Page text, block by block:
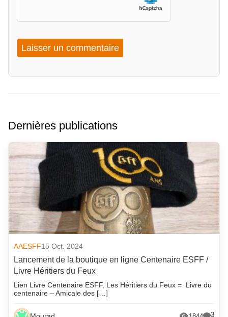
Dernières publications
AAESFF15 Oct. 2024
Lancement de la boutique en ligne Centenaire ESFF /
Livre Héritiers du Feux
Lien Livre Centenaire ESFF, Les Héritiers du Feux = Livre du
centenaire – Amicale des […]
3